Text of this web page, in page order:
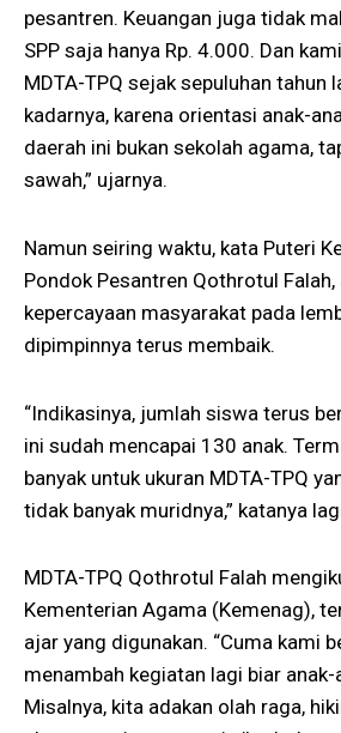
pesantren. Keuangan juga tidak
SPP saja hanya Rp. 4.000. Dan
MDTA-TPQ sejak sepuluhan tahun
kadarnya, karena orientasi anak-
daerah ini bukan sekolah agama,
sawah,” ujarnya.
Namun seiring waktu, kata Puteri
Pondok Pesantren Qothrotul
kepercayaan masyarakat pada
dipimpinnya terus membaik.
“Indikasinya, jumlah siswa terus
ini sudah mencapai 130 anak.
banyak untuk ukuran MDTA-TPQ
tidak banyak muridnya,” katanya
MDTA-TPQ Qothrotul Falah
Kementerian Agama (Kemenag),
ajar yang digunakan. “Cuma kami
menambah kegiatan lagi biar
Misalnya, kita adakan olah raga,